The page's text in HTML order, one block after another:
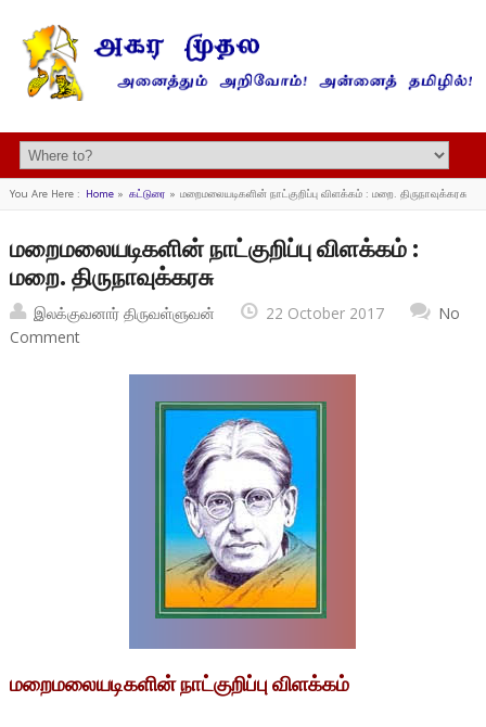
You Are Here : Home» கட்டுரை » மறைமலையடிகளின் நாட்குறிப்பு விளக்கம் : மறை. திருநாவுக்கரசு
மறைமலையடிகளின் நாட்குறிப்பு விளக்கம் :
மறை. திருநாவுக்கரசு
இலக்குவனார் திருவள்ளுவன் 22 October 2017
No
Comment
மறைமலையடிகளின் நாட்குறிப்பு விளக்கம்